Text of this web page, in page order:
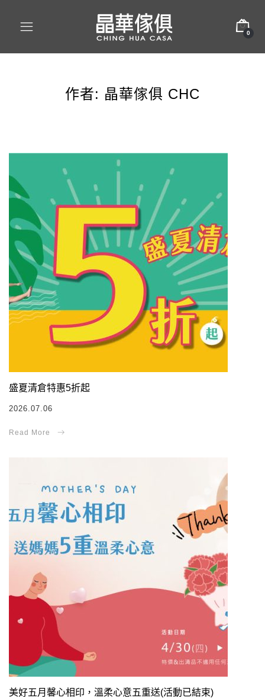
0
作者: 晶華傢俱 CHC
盛夏清倉特惠5折起
2026.07.06
美好五月馨心相印，溫柔心意五重送(活動已結束)